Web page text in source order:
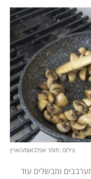
צילום :תומר אפלבאום/הארץ
ומבשלים עוד